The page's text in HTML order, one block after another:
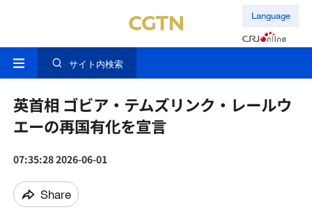
Language
サイト内検索
英首相 ゴビア・テムズリンク・レールウ
エーの再国有化を宣言
07:35:28 2026-06-01
Share